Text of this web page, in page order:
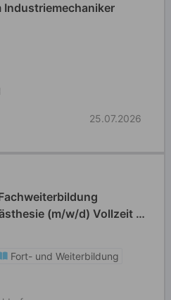
25.07.2026
(m/w/d) Vollzeit /
Fort- und Weiterbildung